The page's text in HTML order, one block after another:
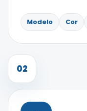
Modelo Cor
02